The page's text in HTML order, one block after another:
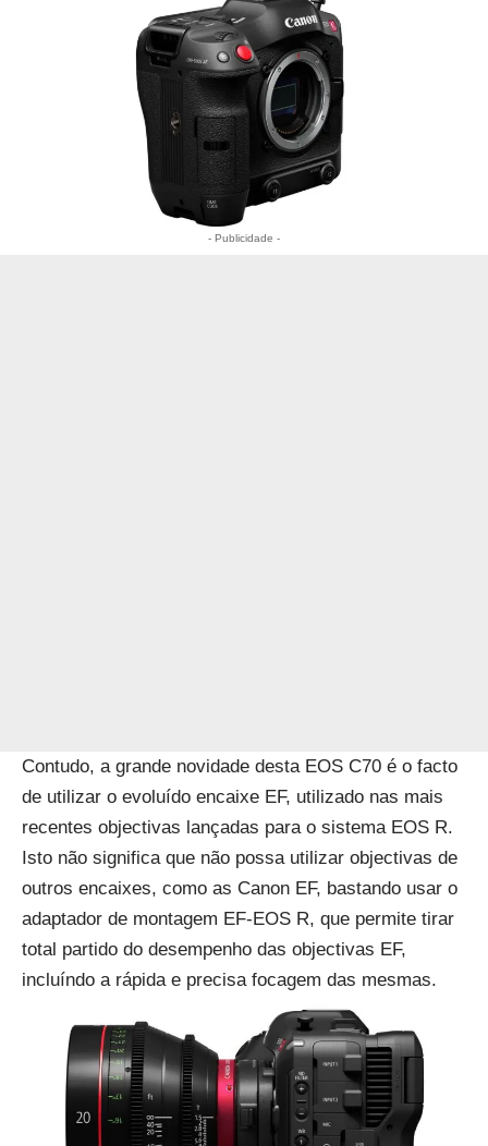
- Publicidade -
Contudo, a grande novidade desta EOS C70 é o facto
de utilizar o evoluído encaixe EF, utilizado nas mais
recentes objectivas lançadas para o sistema EOS R.
Isto não significa que não possa utilizar objectivas de
outros encaixes, como as Canon EF, bastando usar o
adaptador de montagem EF-EOS R, que permite tirar
total partido do desempenho das objectivas EF,
incluíndo a rápida e precisa focagem das mesmas.